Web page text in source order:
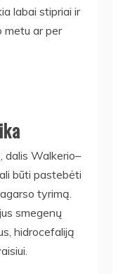
labai stipriai ir
metu ar per
dalis Walkerio–
būti pastebėti
tyrimą.
smegenų
hidrocefaliją